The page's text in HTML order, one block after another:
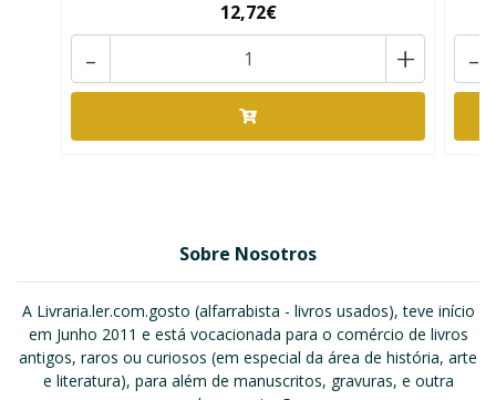
12,72€
+
- -
Sobre Nosotros
A Livraria.ler.com.gosto (alfarrabista - livros usados), teve início
em Junho 2011 e está vocacionada para o comércio de livros
antigos, raros ou curiosos (em especial da área de história, arte
e literatura), para além de manuscritos, gravuras, e outra